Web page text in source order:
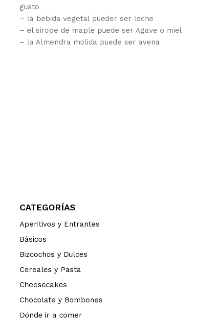
gusto
– la bebida vegetal pueder ser leche
– el sirope de maple puede ser Agave o miel
– la Almendra molida puede ser avena
CATEGORÍAS
Aperitivos y Entrantes
Básicos
Bizcochos y Dulces
Cereales y Pasta
Cheesecakes
Chocolate y Bombones
Dónde ir a comer